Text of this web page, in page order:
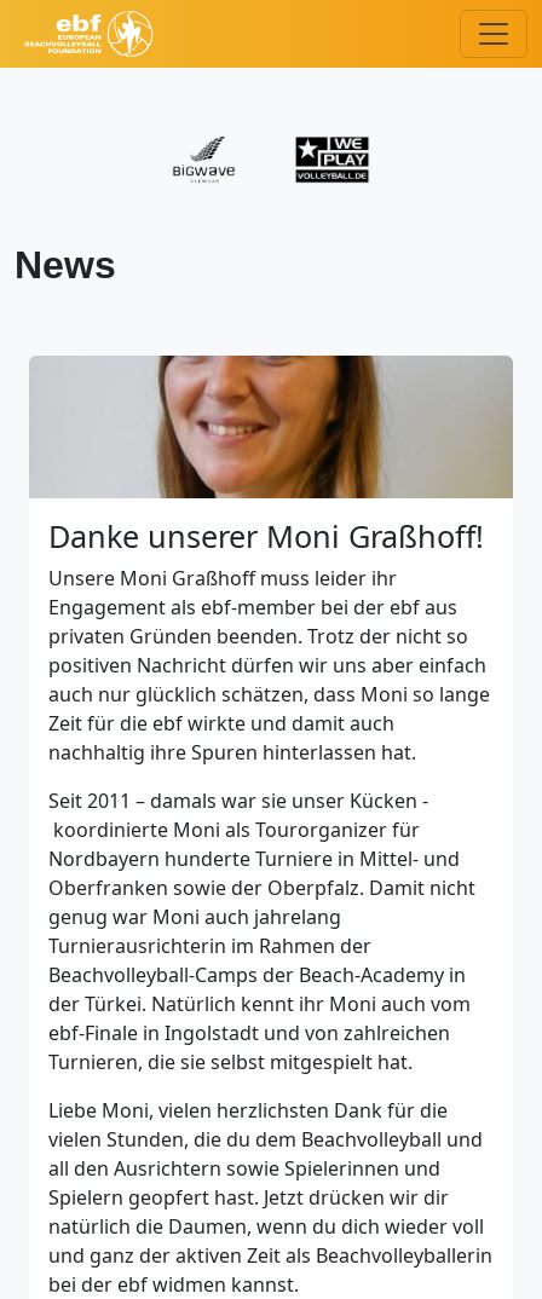
News
Danke unserer Moni Graßhoff!
Unsere Moni Graßhoff muss leider ihr
Engagement als ebf-member bei der ebf aus
privaten Gründen beenden. Trotz der nicht so
positiven Nachricht dürfen wir uns aber einfach
auch nur glücklich schätzen, dass Moni so lange
Zeit für die ebf wirkte und damit auch
nachhaltig ihre Spuren hinterlassen hat.
Seit 2011 – damals war sie unser Kücken -
koordinierte Moni als Tourorganizer für
Nordbayern hunderte Turniere in Mittel- und
Oberfranken sowie der Oberpfalz. Damit nicht
genug war Moni auch jahrelang
Turnierausrichterin im Rahmen der
Beachvolleyball-Camps der Beach-Academy in
der Türkei. Natürlich kennt ihr Moni auch vom
ebf-Finale in Ingolstadt und von zahlreichen
Turnieren, die sie selbst mitgespielt hat.
Liebe Moni, vielen herzlichsten Dank für die
vielen Stunden, die du dem Beachvolleyball und
all den Ausrichtern sowie Spielerinnen und
Spielern geopfert hast. Jetzt drücken wir dir
natürlich die Daumen, wenn du dich wieder voll
und ganz der aktiven Zeit als Beachvolleyballerin
bei der ebf widmen kannst.